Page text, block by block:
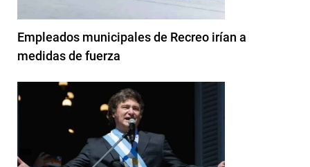
Empleados municipales de Recreo irían a
medidas de fuerza